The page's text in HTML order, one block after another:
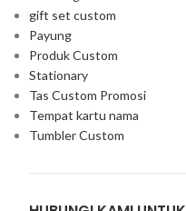
gift set custom
Payung
Produk Custom
Stationary
Tas Custom Promosi
Tempat kartu nama
Tumbler Custom